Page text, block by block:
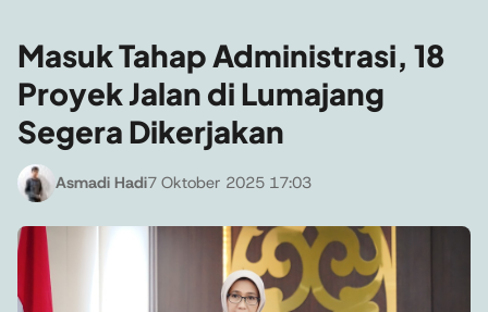
Masuk Tahap Administrasi, 18
Proyek Jalan di Lumajang
Segera Dikerjakan
Asmadi Hadi7 Oktober 2025 17:03